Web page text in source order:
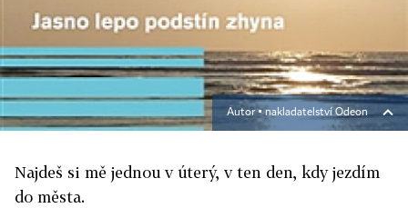
Autor ▪nakladatelství Odeon
Najdeš si mě jednou v úterý, v ten den, kdy jezdím
do města.